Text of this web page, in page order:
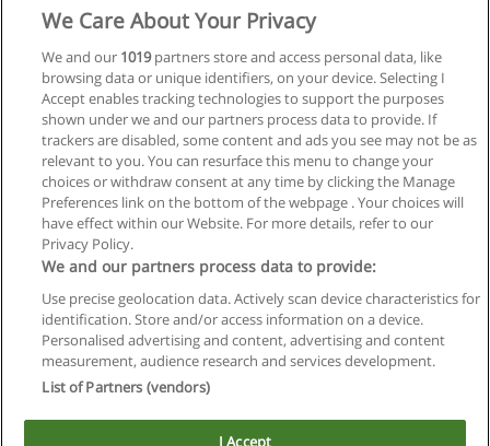
Privacidad de datos
Contactar con Educaedu
Copyright © Educaedu Business S.L. - CIF : B-95610580: -
We Care About Your Privacy
We and our 1019partners store and access personal data, like
browsing data or unique identifiers, on your device. Selecting I
Accept enables tracking technologies to support the purposes
shown under we and our partners process data to provide. If
trackers are disabled, some content and ads you see may not be as
relevant to you. You can resurface this menu to change your
choices or withdraw consent at any time by clicking the Manage
Preferences link on the bottom of the webpage . Your choices will
have effect within our Website. For more details, refer to our
Privacy Policy.
We and our partners process data to provide:
Use precise geolocation data. Actively scan device characteristics for
identification. Store and/or access information on a device.
Personalised advertising and content, advertising and content
measurement, audience research and services development.
List of Partners (vendors)
I Accept